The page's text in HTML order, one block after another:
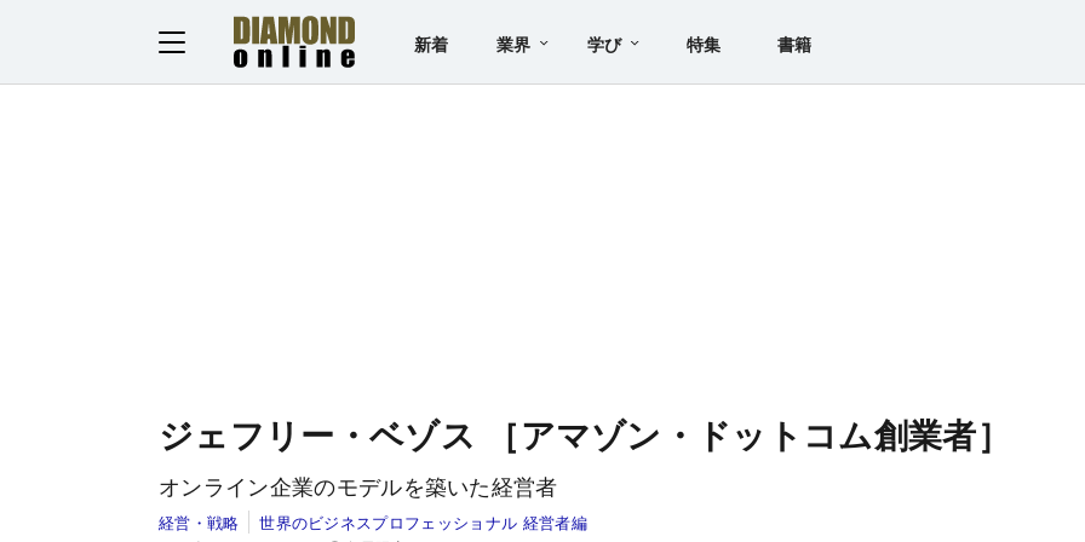
新着 業界 学び 特集 書籍
ジェフリー・ベゾス ［アマゾン・ドットコム創業者］
オンライン企業のモデルを築いた経営者
経営・戦略
世界のビジネスプロフェッショナル 経営者編